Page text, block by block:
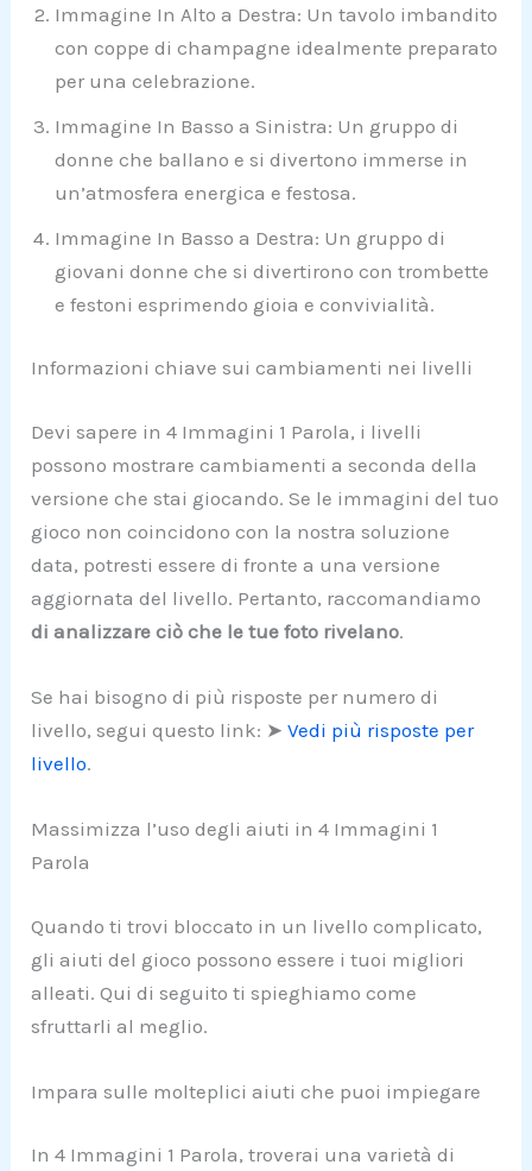
Immagine In Alto a Destra: Un tavolo imbandito
con coppe di champagne idealmente preparato
per una celebrazione.
Immagine In Basso a Sinistra: Un gruppo di
donne che ballano e si divertono immerse in
un’atmosfera energica e festosa.
Immagine In Basso a Destra: Un gruppo di
giovani donne che si divertirono con trombette
e festoni esprimendo gioia e convivialità.
Informazioni chiave sui cambiamenti nei livelli
Devi sapere in 4 Immagini 1 Parola, i livelli
possono mostrare cambiamenti a seconda della
versione che stai giocando. Se le immagini del tuo
gioco non coincidono con la nostra soluzione
data, potresti essere di fronte a una versione
aggiornata del livello. Pertanto, raccomandiamo
di analizzare ciò che le tue foto rivelano.
Se hai bisogno di più risposte per numero di
livello, segui questo link: ➤Vedi più risposte per
livello.
Massimizza l’uso degli aiuti in 4 Immagini 1
Parola
Quando ti trovi bloccato in un livello complicato,
gli aiuti del gioco possono essere i tuoi migliori
alleati. Qui di seguito ti spieghiamo come
sfruttarli al meglio.
Impara sulle molteplici aiuti che puoi impiegare
In 4 Immagini 1 Parola, troverai una varietà di